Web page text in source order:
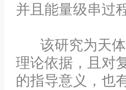
并且能量级串过
该研究为天体
理论依据，且对
的指导意义，也